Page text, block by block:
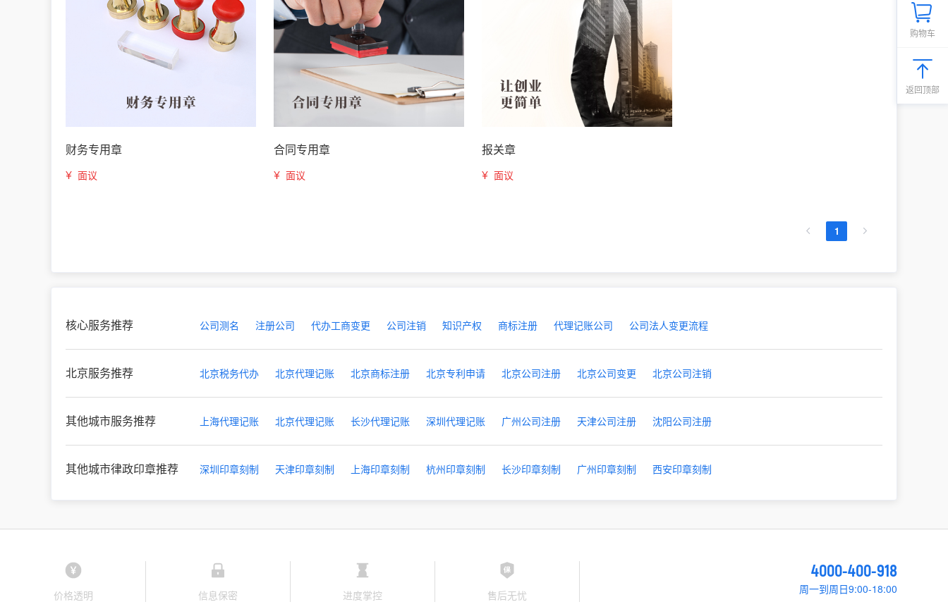
财务专用章
¥ 面议
合同专用章
¥ 面议
报关章
¥ 面议
1
核心服务推荐 公司测名 注册公司 代办工商变更 公司注销 知识产权 商标注册 代理记账公司 公司法人变更流程
北京服务推荐 北京税务代办 北京代理记账 北京商标注册 北京专利申请 北京公司注册 北京公司变更 北京公司注销
其他城市服务推荐 上海代理记账 北京代理记账 长沙代理记账 深圳代理记账 广州公司注册 天津公司注册 沈阳公司注册
其他城市律政印章推荐 深圳印章刻制 天津印章刻制 上海印章刻制 杭州印章刻制 长沙印章刻制 广州印章刻制 西安印章刻制
价格透明 信息保密 进度掌控 售后无忧
4000-400-918
周一到周日9:00-18:00
购物车
返回顶部